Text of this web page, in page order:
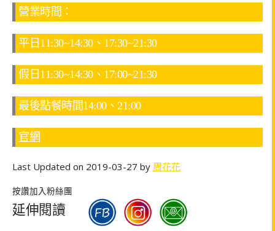
營業時間：
平日11:30~14:30、17:30~21:30
假日11:30~14:30、17:00~21:30
最後點餐時間14:00、21:00
官網
Last Updated on 2019-03-27 by 周花花
按讚加入粉絲團
延伸閱讀